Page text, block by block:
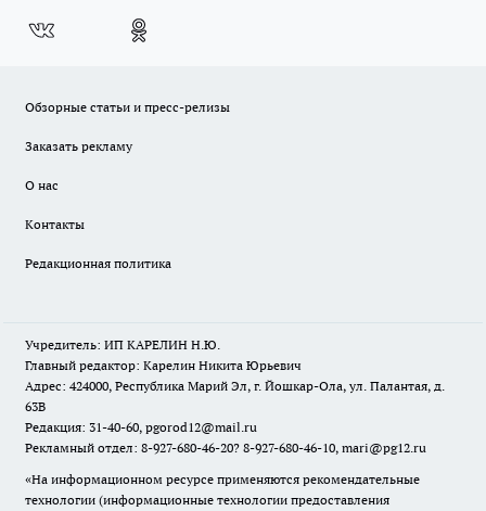
Обзорные статьи и пресс-релизы
Заказать рекламу
О нас
Контакты
Редакционная политика
Учредитель: ИП КАРЕЛИН Н.Ю.
Главный редактор: Карелин Никита Юрьевич
Адрес: 424000, Республика Марий Эл, г. Йошкар-Ола, ул. Палантая, д.
63В
Редакция: 31-40-60, pgorod12@mail.ru
Рекламный отдел: 8-927-680-46-20? 8-927-680-46-10, mari@pg12.ru
«На информационном ресурсе применяются рекомендательные
технологии (информационные технологии предоставления